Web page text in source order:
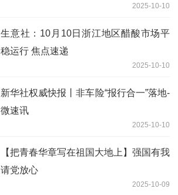
2025-10-10
生意社：10月10日浙江地区醋酸市场平
稳运行 焦点速递
2025-10-10
新华社权威快报丨非车险“报行合一”落地-
微速讯
2025-10-10
【把青春华章写在祖国大地上】强国有我
请党放心
2025-10-09